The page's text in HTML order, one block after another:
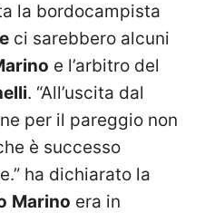
la bordocampista
ci sarebbero alcuni
e l’arbitro del
. “All’uscita dal
per il pareggio non
è successo
ha dichiarato la
Marino era in